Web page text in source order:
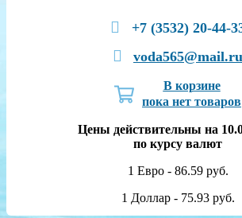
+7 (3532) 20-44-
voda565@mail.ru
В корзине
пока нет товаров
Цены действительны на
по курсу валют
1 Евро - 86.59 руб.
1 Доллар - 75.93 руб.